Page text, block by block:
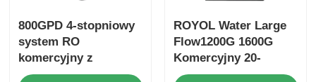
800GPD 4-stopniowy
system RO
komercyjny z
przypomnieniem o
ROYOL Water Large
Flow1200G 1600G
Komercyjny 20-
calowy system Big